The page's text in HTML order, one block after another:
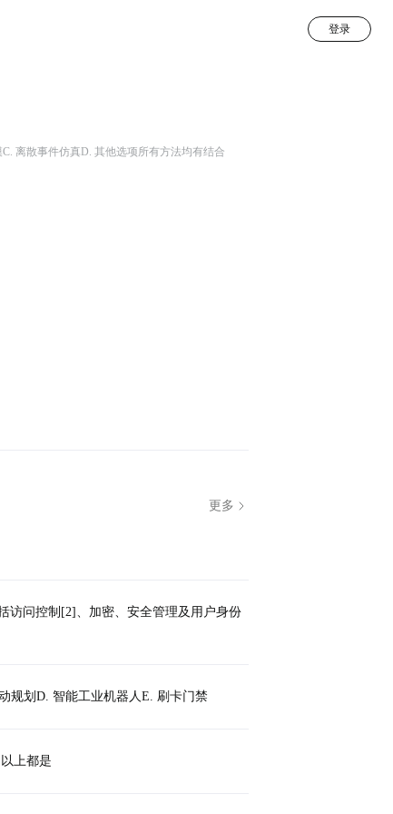
登录
离散事件仿真D. 其他选项所有方法均有结合
访问控制[2]、加密、安全管理及用户身份
规划D. 智能工业机器人E. 刷卡门禁
上都是